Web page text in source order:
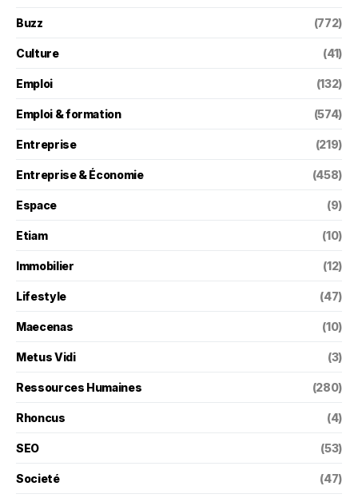
Buzz (772)
Culture (41)
Emploi (132)
Emploi & formation (574)
Entreprise (219)
Entreprise & Économie (458)
Espace (9)
Etiam (10)
Immobilier (12)
Lifestyle (47)
Maecenas (10)
Metus Vidi (3)
Ressources Humaines (280)
Rhoncus (4)
SEO (53)
Societé (47)